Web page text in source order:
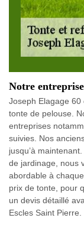
Notre
Joseph Elagage
tonte de pelouse.
entreprises
suivies. Nos
jusqu’à
de jardinage, nous
abordable à
prix de tonte, pour
un devis détaillé
Escles Saint Pierre.